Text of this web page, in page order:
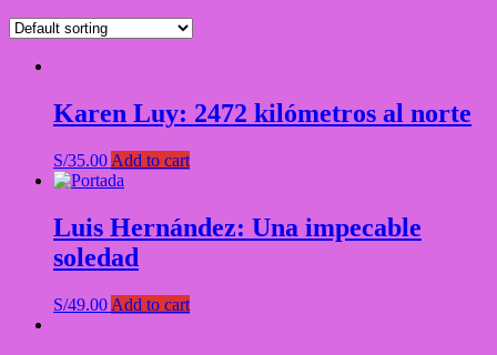
Karen Luy: 2472 kilómetros al norte
S/35.00 Add to cart
Luis Hernández: Una impecable
soledad
S/49.00 Add to cart